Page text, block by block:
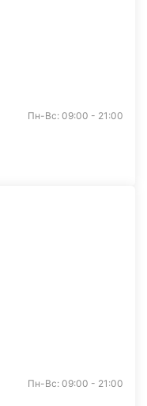
Пн-Вс: 09:00 - 21:00
Пн-Вс: 09:00 - 21:00